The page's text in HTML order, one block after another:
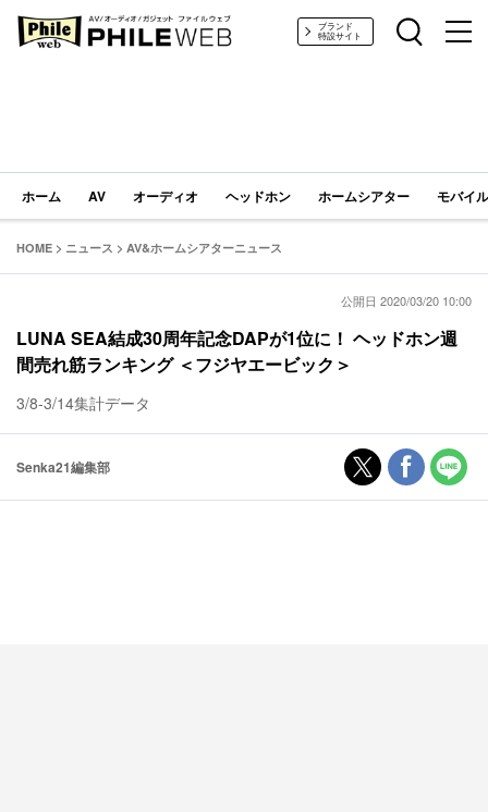
PHILE WEB｜AV/オーディオ/ガジェットブランド
特設サイト
ホーム AV オーディオ ヘッドホン ホームシアター モバイ
HOME > ニュース > AV&ホームシアターニュース
公開日 2020/03/20 10:00
LUNA SEA結成30周年記念DAPが1位に！ ヘッドホン週
間売れ筋ランキング ＜フジヤエービック＞
3/8-3/14集計データ
Senka21編集部